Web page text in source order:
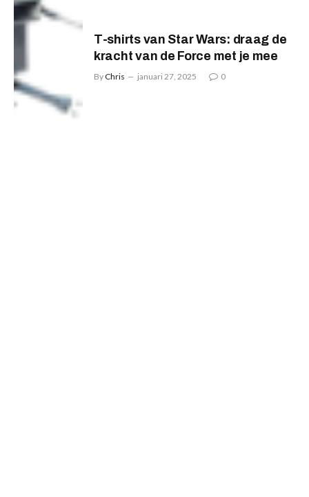
T-shirts van Star Wars: draag de
kracht van de Force met je mee
By Chris januari 27, 2025 0